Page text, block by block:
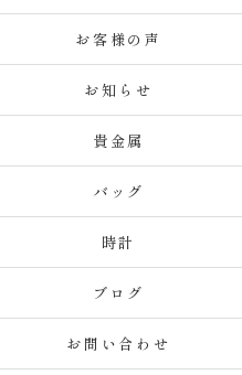
お客様の声
お知らせ
貴金属
バッグ
時計
ブログ
お問い合わせ